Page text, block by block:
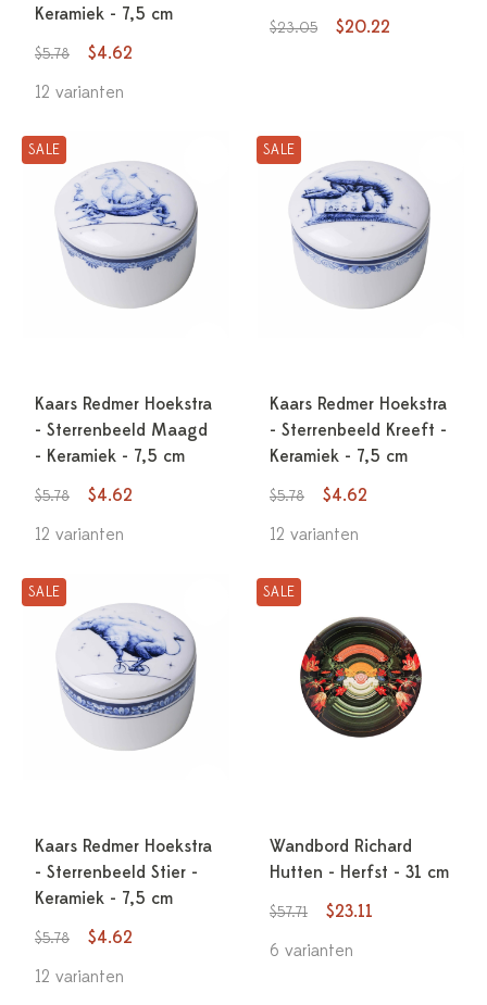
Keramiek - 7,5 cm
$5.78
$4.62
12 varianten
$23.05 $20.22
SALE
Kaars Redmer Hoekstra
- Sterrenbeeld Maagd
- Keramiek - 7,5 cm
$5.78
$4.62
12 varianten
SALE
Kaars Redmer Hoekstra
- Sterrenbeeld Kreeft -
Keramiek - 7,5 cm
$5.78
$4.62
12 varianten
SALE
Kaars Redmer Hoekstra
- Sterrenbeeld Stier -
Keramiek - 7,5 cm
$5.78
$4.62
12 varianten
SALE
Wandbord Richard
Hutten - Herfst - 31 cm
$57.71
$23.11
6 varianten